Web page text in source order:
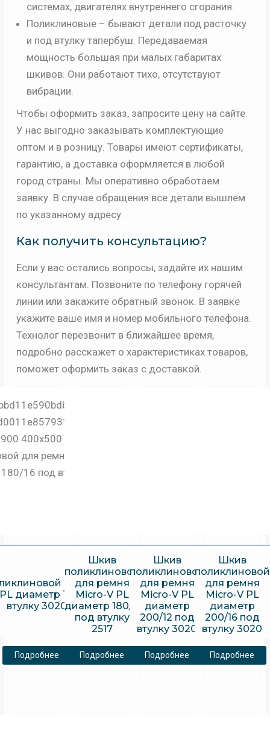
системах, двигателях внутреннего сгорания.
Поликлиновые – бывают детали под расточку
и под втулку тапербуш. Передаваемая
мощность большая при малых габаритах
шкивов. Они работают тихо, отсутствуют
вибрации.
Чтобы оформить заказ, запросите цену на сайте.
У нас выгодно заказывать комплектующие
оптом и в розницу. Товары имеют сертификаты,
гарантию, а доставка оформляется в любой
город страны. Мы оперативно обработаем
заявку. В случае обращения все детали вышлем
по указанному адресу.
Как получить консультацию?
Если у вас остались вопросы, задайте их нашим
консультантам. Позвоните по телефону горячей
линии или закажите обратный звонок. В заявке
укажите ваше имя и номер мобильного телефона.
Технолог перезвонит в ближайшее время,
подробно расскажет о характеристиках товаров,
поможет оформить заказ с доставкой.
для ремня
диаметр 180/16 под
втулку 3020
Подробнее
Шкив
поликлиновой
для ремня
Micro-V PL
диаметр 180/8
под втулку
2517
Подробнее
Шкив
поликлиновой
для ремня
Micro-V PL
диаметр
200/12 под
втулку 3020
Подробнее
Шкив
поликлиновой
для ремня
Micro-V PL
диаметр
200/16 под
втулку 3020
Подробнее